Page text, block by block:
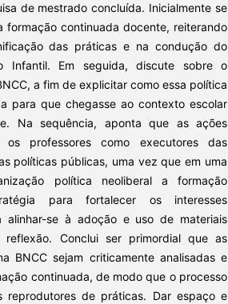
de mestrado concluída. Inicialmente se
continuada docente, reiterando
das práticas e na condução do
Infantil. Em seguida, discute sobre o
a fim de explicitar como essa política
para que chegasse ao contexto escolar
Na sequência, aponta que as ações
os professores como executores das
políticas públicas, uma vez que em uma
política neoliberal a formação
para fortalecer os interesses
alinhar-se à adoção e uso de materiais
Conclui ser primordial que as
BNCC sejam criticamente analisadas e
continuada, de modo que o processo
reprodutores de práticas. Dar espaço e